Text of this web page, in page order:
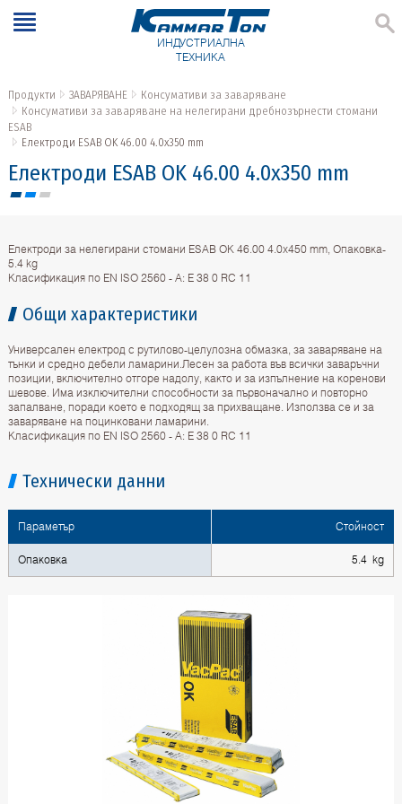
ИНДУСТРИАЛНА
ТЕХНИКА
Продукти ЗАВАРЯВАНЕ
Консумативи за заваряване
Консумативи за заваряване на нелегирани дребнозърнести стомани
ESAB
Електроди ESAB OK 46.00 4.0x350 mm
Електроди ESAB OK 46.00 4.0x350 mm
Електроди за нелегирани стомани ESAB OK 46.00 4.0x450 mm, Опаковка-
5.4 kg
Класификация по EN ISO 2560 - A: E 38 0 RC 11
Общи характеристики
Универсален електрод с рутилово-целулозна обмазка, за заваряване на
тънки и средно дебели ламарини.Лесен за работа във всички заваръчни
позиции, включително отгоре надолу, както и за изпълнение на коренови
шевове. Има изключителни способности за първоначално и повторно
запалване, поради което е подходящ за прихващане. Използва се и за
заваряване на поцинковани ламарини.
Класификация по EN ISO 2560 - A: E 38 0 RC 11
Технически данни
Параметър Стойност
Опаковка 5.4 kg